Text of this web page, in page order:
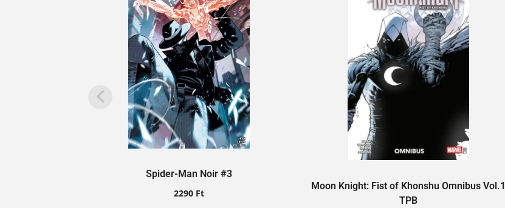
Spider-Man Noir #3
2290 Ft
Moon Knight: Fist of Khonshu Omnibus Vol.1
TPB